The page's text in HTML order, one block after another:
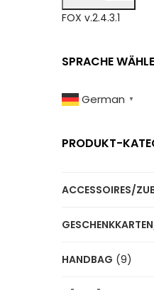
FOX v.2.4.3.1
SPRACHE
German ▼
PRODUKT-
ACCESSOIRES/
HANDBAG (9)